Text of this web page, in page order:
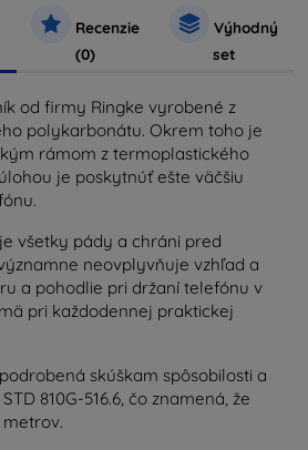
Recenzie
(0)
Výhodný
set
od firmy Ringke vyrobené z
polykarbonátu. Okrem toho je
rámom z termoplastického
je poskytnúť ešte väčšiu
všetky pády a chráni pred
neovplyvňuje vzhľad a
a pohodlie pri držaní telefónu v
pri každodennej praktickej
skúškam spôsobilosti a
810G-516.6, čo znamená, že